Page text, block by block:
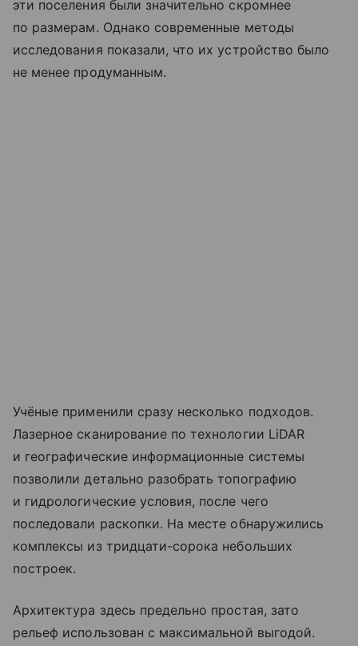
эти поселения были значительно скромнее
по размерам. Однако современные методы
исследования показали, что их устройство было
не менее продуманным.
Учёные применили сразу несколько подходов.
Лазерное сканирование по технологии LiDAR
и географические информационные системы
позволили детально разобрать топографию
и гидрологические условия, после чего
последовали раскопки. На месте обнаружились
комплексы из тридцати-сорока небольших
построек.
Архитектура здесь предельно простая, зато
рельеф использован с максимальной выгодой.